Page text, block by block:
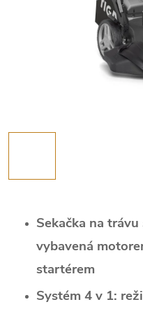
Sekačka na
vybavená
startérem
Systém 4 v 1: